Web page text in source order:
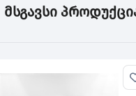
მსგავსი